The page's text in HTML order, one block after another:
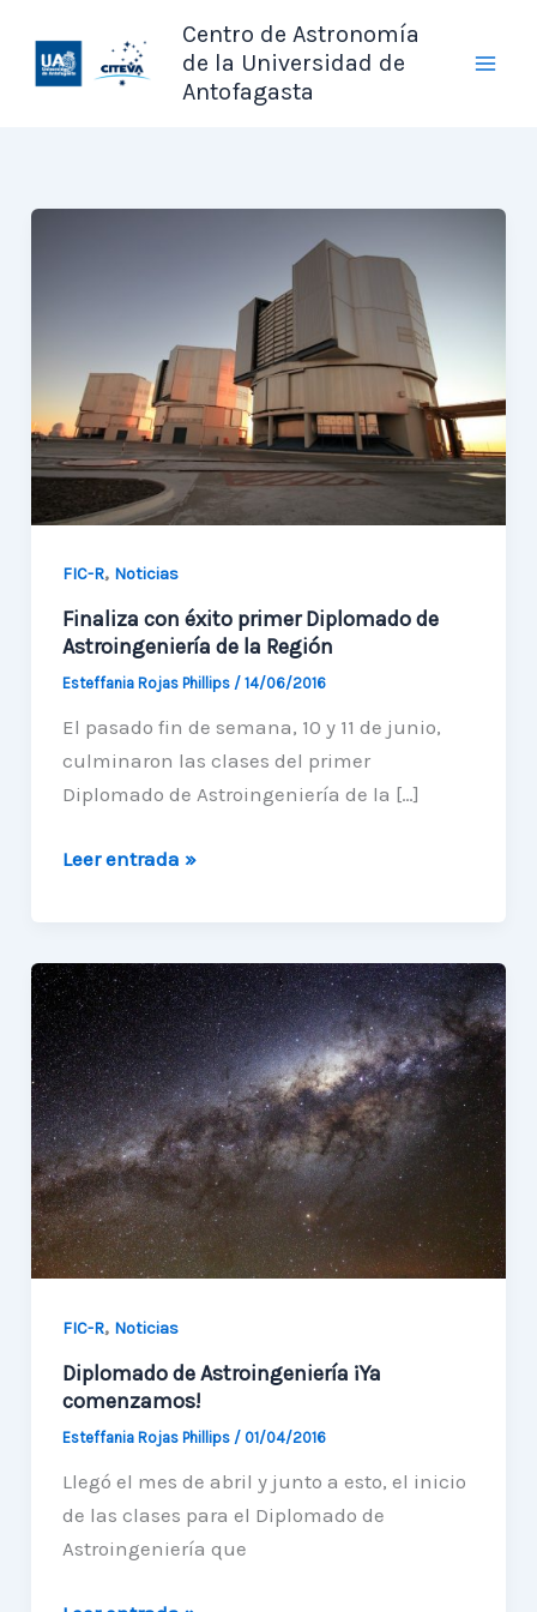
contenido
Centro de Astronomía
de la Universidad de
Antofagasta
FIC-R, Noticias
Finaliza con éxito primer Diplomado de
Astroingeniería de la Región
Esteffania Rojas Phillips / 14/06/2016
El pasado fin de semana, 10 y 11 de junio,
culminaron las clases del primer
Diplomado de Astroingeniería de la […]
Finaliza
primer
Diplomado
de
Astroingeniería
de
la
Región
Leer entrada »
FIC-R, Noticias
Diplomado de Astroingeniería ¡Ya
comenzamos!
Esteffania Rojas Phillips / 01/04/2016
Llegó el mes de abril y junto a esto, el inicio
de las clases para el Diplomado de
Astroingeniería que